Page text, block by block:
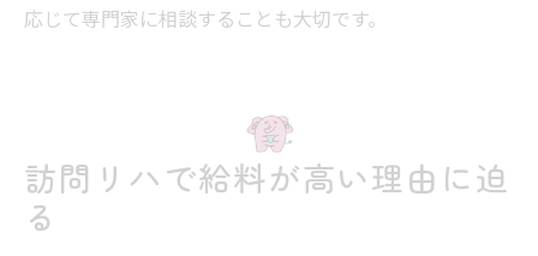
応じて専門家に相談することも大切です。
訪問リハで給料が高い理由に迫
る